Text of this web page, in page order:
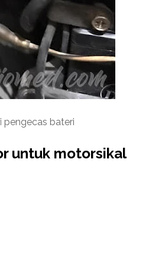
pengecas bateri
untuk motorsikal